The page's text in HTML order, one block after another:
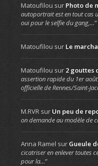
Matoufilou sur Photo de
autoportrait est en tout cas
oui pour le selfie du gang,…”
Matoufilou sur Le
Matoufilou sur 2 gouttes
assertion rapide du 1er
officielle de Rennes/Saint-
M.RVRsur Un peu de
on demande au modèle de
Anna Ramel sur Gueule
cicatriser en enlever toutes
pour la…”